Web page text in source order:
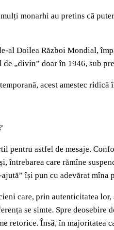
monarhi au pretins că
al Doilea Război Mondial,
„divin” doar în 1946, sub
acest amestec ridică
pentru astfel de mesaje.
întrebarea care rămîne
își pun cu adevărat
care, prin autenticitatea
se simte. Spre
retorice. Însă, în majoritatea